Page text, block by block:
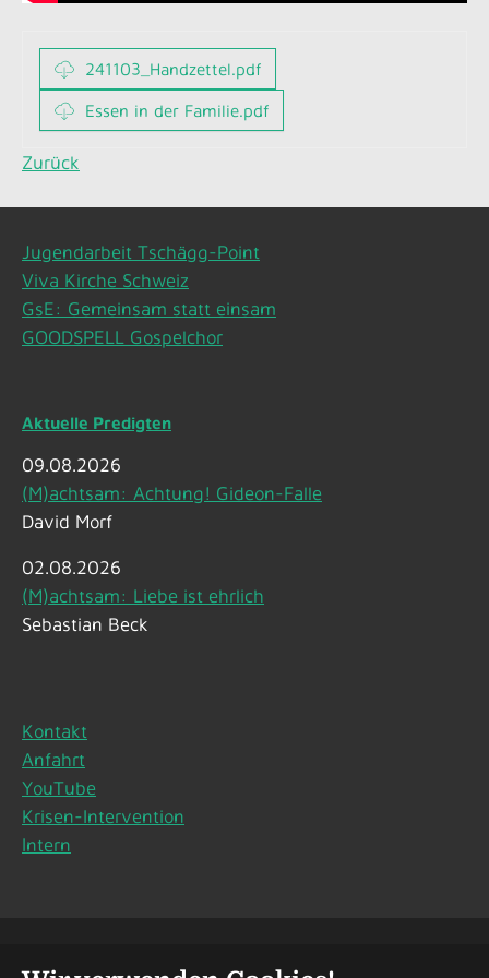
241103_Handzettel.pdf
Essen in der Familie.pdf
Zurück
Jugendarbeit Tschägg-Point
Viva Kirche Schweiz
GsE: Gemeinsam statt einsam
GOODSPELL Gospelchor
Aktuelle Predigten
09.08.2026
(M)achtsam: Achtung! Gideon-Falle
David Morf
02.08.2026
(M)achtsam: Liebe ist ehrlich
Sebastian Beck
Kontakt
Anfahrt
YouTube
Krisen-Intervention
Intern